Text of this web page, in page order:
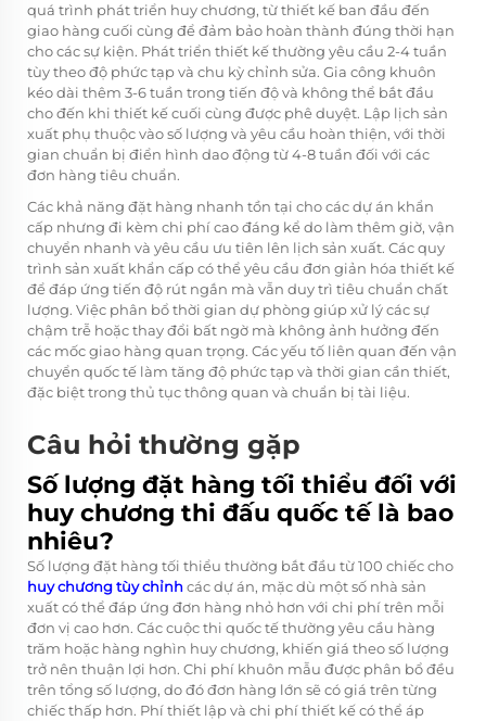
quá trình phát triển huy chương, từ thiết kế ban đầu đến
giao hàng cuối cùng để đảm bảo hoàn thành đúng thời hạn
cho các sự kiện. Phát triển thiết kế thường yêu cầu 2-4 tuần
tùy theo độ phức tạp và chu kỳ chỉnh sửa. Gia công khuôn
kéo dài thêm 3-6 tuần trong tiến độ và không thể bắt đầu
cho đến khi thiết kế cuối cùng được phê duyệt. Lập lịch sản
xuất phụ thuộc vào số lượng và yêu cầu hoàn thiện, với thời
gian chuẩn bị điển hình dao động từ 4-8 tuần đối với các
đơn hàng tiêu chuẩn.
Các khả năng đặt hàng nhanh tồn tại cho các dự án khẩn
cấp nhưng đi kèm chi phí cao đáng kể do làm thêm giờ, vận
chuyển nhanh và yêu cầu ưu tiên lên lịch sản xuất. Các quy
trình sản xuất khẩn cấp có thể yêu cầu đơn giản hóa thiết kế
để đáp ứng tiến độ rút ngắn mà vẫn duy trì tiêu chuẩn chất
lượng. Việc phân bổ thời gian dự phòng giúp xử lý các sự
chậm trễ hoặc thay đổi bất ngờ mà không ảnh hưởng đến
các mốc giao hàng quan trọng. Các yếu tố liên quan đến vận
chuyển quốc tế làm tăng độ phức tạp và thời gian cần thiết,
đặc biệt trong thủ tục thông quan và chuẩn bị tài liệu.
Câu hỏi thường gặp
Số lượng đặt hàng tối thiểu đối với
huy chương thi đấu quốc tế là bao
nhiêu?
Số lượng đặt hàng tối thiểu thường bắt đầu từ 100 chiếc cho
huy chương tùy chỉnhcác dự án, mặc dù một số nhà sản
xuất có thể đáp ứng đơn hàng nhỏ hơn với chi phí trên mỗi
đơn vị cao hơn. Các cuộc thi quốc tế thường yêu cầu hàng
trăm hoặc hàng nghìn huy chương, khiến giá theo số lượng
trở nên thuận lợi hơn. Chi phí khuôn mẫu được phân bổ đều
trên tổng số lượng, do đó đơn hàng lớn sẽ có giá trên từng
chiếc thấp hơn. Phí thiết lập và chi phí thiết kế có thể áp